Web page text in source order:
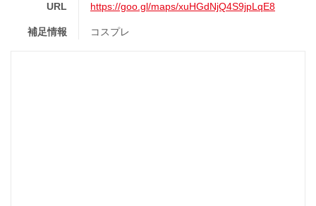
URL https://goo.gl/maps/xuHGdNjQ4S9jpLqE8
補足情報 コスプレ